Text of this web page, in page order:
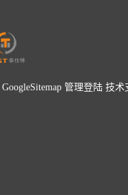
GoogleSitemap 管理登陆 技术